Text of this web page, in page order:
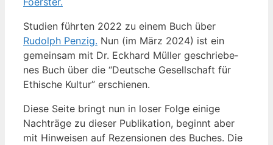
Stu­di­en führ­ten 2022 zu einem Buch über
Rudolph Pen­zig. Nun (im März 2024) ist ein
gemein­sam mit Dr. Eck­hard Mül­ler geschrie­be­
nes Buch über die “Deut­sche Gesell­schaft für
Ethi­sche Kul­tur” erschienen.
Die­se Sei­te bringt nun in loser Fol­ge eini­ge
Nach­trä­ge zu die­ser Publi­ka­ti­on, beginnt aber
mit Hin­wei­sen auf Rezen­sio­nen des Buches. Die